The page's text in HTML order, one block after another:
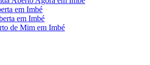
em Imbé
em Imbé
de Mim em Imbé